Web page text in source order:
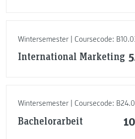
Wintersemester | Coursecode:
International Marketing
Wintersemester | Coursecode:
Bachelorarbeit